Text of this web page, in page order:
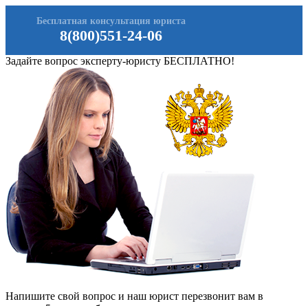
8(800)551-24-06
Бесплатная консультация юриста
Задайте вопрос эксперту-юристу БЕСПЛАТНО!
Напишите свой вопрос и наш юрист перезвонит вам в